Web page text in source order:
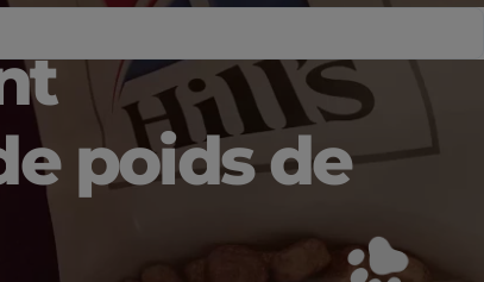
poids de